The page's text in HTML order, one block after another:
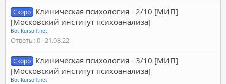
Скоро Клиническая психология - 2/10 [МИП]
[Московский институт психоанализа]
Bot Kursoff.net
Ответы 0 21.08.22
Скоро Клиническая психология - 3/10 [МИП]
[Московский институт психоанализа]
Bot Kursoff.net